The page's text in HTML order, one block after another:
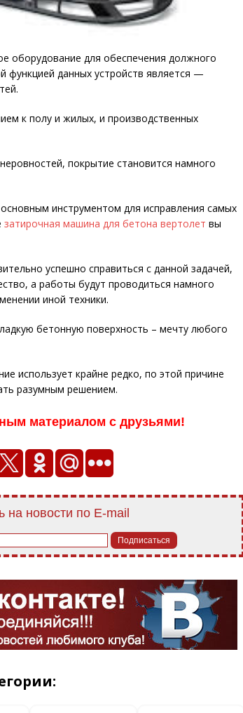
оборудование для обеспечения должного
функцией данных устройств является —
к полу и жилых, и производственных
покрытие становится намного
инструментом для исправления самых
затирочная машина для бетона вертолет вы
успешно справиться с данной задачей,
а работы будут проводиться намного
иной техники.
бетонную поверхность – мечту любого
использует крайне редко, по этой причине
разумным решением.
материалом с друзьями!
на новости по E-mail